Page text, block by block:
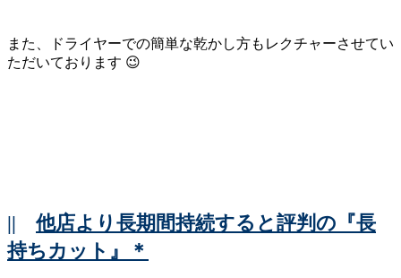
また、ドライヤーでの簡単な乾かし方もレクチャーさせてい
ただいております 😉
|| 他店より長期間持続すると評判の『長
持ちカット』＊